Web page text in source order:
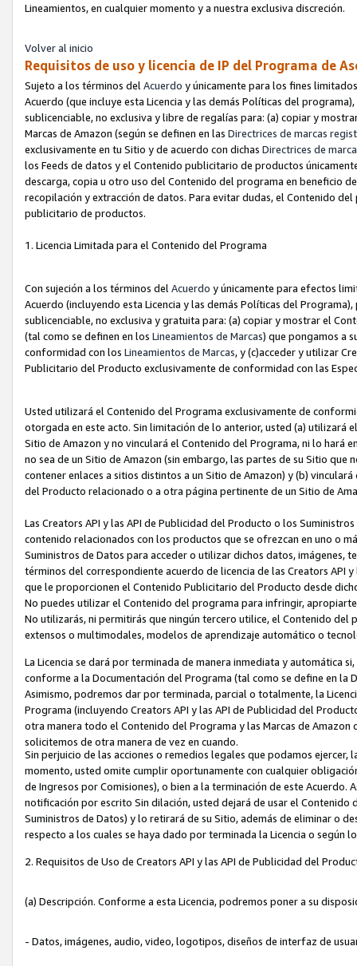
Lineamientos, en cualquier momento y a nuestra exclusiva discreción.
Volver al inicio
Requisitos de uso y licencia de IP del Programa de
Sujeto a los términos del Acuerdo y únicamente para los fines
Acuerdo (que incluye esta Licencia y las demás Políticas del
sublicenciable, no exclusiva y libre de regalías para: (a) copiar y
Marcas de Amazon (según se definen en las Directrices de marcas
exclusivamente en tu Sitio y de acuerdo con dichas Directrices de
los Feeds de datos y el Contenido publicitario de productos
descarga, copia u otro uso del Contenido del programa en beneficio
recopilación y extracción de datos. Para evitar dudas, el Contenido
publicitario de productos.
1. Licencia Limitada para el Contenido del Programa
Con sujeción a los términos del Acuerdo y únicamente para efectos
Acuerdo (incluyendo esta Licencia y las demás Políticas del
sublicenciable, no exclusiva y gratuita para: (a) copiar y mostrar el
(tal como se definen en los Lineamientos de Marcas) que pongamos a
conformidad con los Lineamientos de Marcas, y (c)acceder y utilizar
Publicitario del Producto exclusivamente de conformidad con las
Usted utilizará el Contenido del Programa exclusivamente de
otorgada en este acto. Sin limitación de lo anterior, usted (a) utilizará
Sitio de Amazon y no vinculará el Contenido del Programa, ni lo hará
no sea de un Sitio de Amazon (sin embargo, las partes de su Sitio
contener enlaces a sitios distintos a un Sitio de Amazon) y (b)
del Producto relacionado o a otra página pertinente de un Sitio de
Las Creators API y las API de Publicidad del Producto o los
contenido relacionados con los productos que se ofrezcan en uno o
Suministros de Datos para acceder o utilizar dichos datos,
términos del correspondiente acuerdo de licencia de las Creators API
que le proporcionen el Contenido Publicitario del Producto desde
No puedes utilizar el Contenido del programa para infringir,
No utilizarás, ni permitirás que ningún tercero utilice, el Contenido
extensos o multimodales, modelos de aprendizaje automático o
La Licencia se dará por terminada de manera inmediata y automática
conforme a la Documentación del Programa (tal como se define en la
Asimismo, podremos dar por terminada, parcial o totalmente, la
Programa (incluyendo Creators API y las API de Publicidad del
otra manera todo el Contenido del Programa y las Marcas de
solicitemos de otra manera de vez en cuando.
Sin perjuicio de las acciones o remedios legales que podamos
momento, usted omite cumplir oportunamente con cualquier
de Ingresos por Comisiones), o bien a la terminación de este
notificación por escrito Sin dilación, usted dejará de usar el
Suministros de Datos) y lo retirará de su Sitio, además de eliminar o
respecto a los cuales se haya dado por terminada la Licencia o según
2. Requisitos de Uso de Creators API y las API de Publicidad del
(a) Descripción. Conforme a esta Licencia, podremos poner a su
- Datos, imágenes, audio, video, logotipos, diseños de interfaz de